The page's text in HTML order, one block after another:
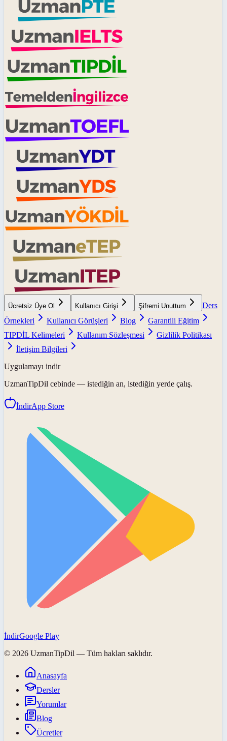
Ücretsiz Üye Ol Kullanıcı Girişi Şifremi Unuttum
Ders
Örnekleri
Kullanıcı Görüşleri Blog
Garantili Eğitim
TIPDİL Kelimeleri
Kullanım Sözleşmesi
Gizlilik Politikası
İletişim Bilgileri
Uygulamayı indir
UzmanTipDil cebinde — istediğin an, istediğin yerde çalış.
İndirApp Store
İndirGoogle Play
© 2026 UzmanTipDil — Tüm hakları saklıdır.
Anasayfa
Dersler
Yorumlar
Blog
Ücretler